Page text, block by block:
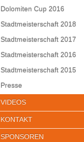
Dolomiten Cup 2016
Stadtmeisterschaft 2018
Stadtmeisterschaft 2017
Stadtmeisterschaft 2016
Stadtmeisterschaft 2015
Presse
VIDEOS
KONTAKT
SPONSOREN